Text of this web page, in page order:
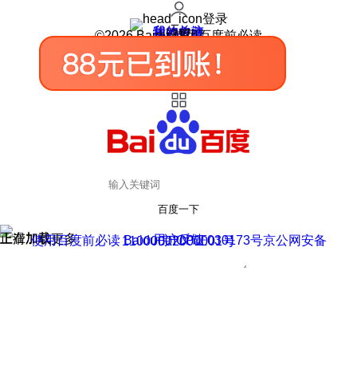
登录
我的关注
我的收藏
皮肤中心
用户反馈
设置
©2026 Baidu 使用百度前必读
百度一下
正在加载
上滑加载更多 用户反馈
使用百度前必读 Baidu 京ICP证030173号
京公网安备11000002000001号